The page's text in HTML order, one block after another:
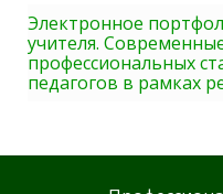
Электронное
учителя.
профессиональных
педагогов в рамках